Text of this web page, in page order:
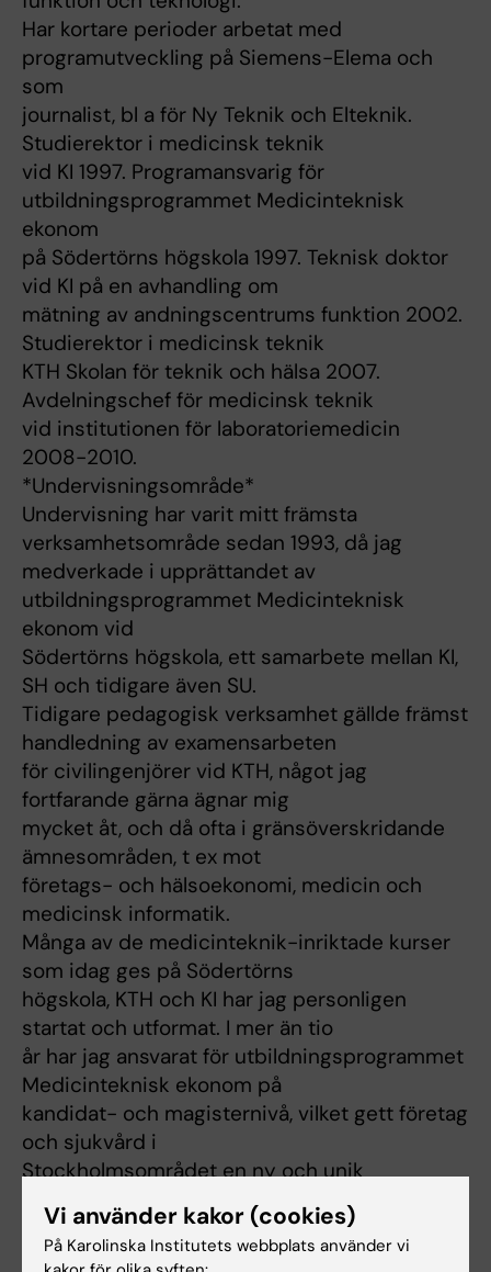
Har kortare perioder arbetat med
programutveckling på Siemens-Elema och
som
journalist, bl a för Ny Teknik och Elteknik.
Studierektor i medicinsk teknik
vid KI 1997. Programansvarig för
utbildningsprogrammet Medicinteknisk
ekonom
på Södertörns högskola 1997. Teknisk doktor
vid KI på en avhandling om
mätning av andningscentrums funktion 2002.
Studierektor i medicinsk teknik
KTH Skolan för teknik och hälsa 2007.
Avdelningschef för medicinsk teknik
vid institutionen för laboratoriemedicin
2008-2010.
*Undervisningsområde*
Undervisning har varit mitt främsta
verksamhetsområde sedan 1993, då jag
medverkade i upprättandet av
utbildningsprogrammet Medicinteknisk
ekonom vid
Södertörns högskola, ett samarbete mellan KI,
SH och tidigare även SU.
Tidigare pedagogisk verksamhet gällde främst
handledning av examensarbeten
för civilingenjörer vid KTH, något jag
fortfarande gärna ägnar mig
mycket åt, och då ofta i gränsöverskridande
ämnesområden, t ex mot
företags- och hälsoekonomi, medicin och
medicinsk informatik.
Många av de medicinteknik-inriktade kurser
som idag ges på Södertörns
högskola, KTH och KI har jag personligen
startat och utformat. I mer än tio
år har jag ansvarat för utbildningsprogrammet
Medicinteknisk ekonom på
kandidat- och magisternivå, vilket gett företag
och sjukvård i
Stockholmsområdet en ny och unik
yrkeskategori, som kan knyta samman
kompetenser inom det mångprofessionella
sjukvårdsområdet. Min pedagogiska
Vi använder kakor (cookies)
På Karolinska Institutets webbplats använder vi